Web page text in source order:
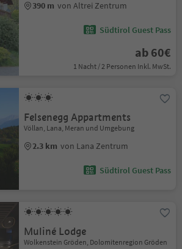
390 m von Altrei Zentrum
Südtirol Guest Pass
ab 60€
1 Nacht / 2 Personen Inkl. MwSt.
Felsenegg Appartments
Völlan, Lana, Meran und Umgebung
2.3 km von Lana Zentrum
Südtirol Guest Pass
Muliné Lodge
Wolkenstein Gröden, Dolomitenregion Gröden